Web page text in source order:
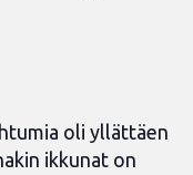
oli yllättäen
ikkunat on